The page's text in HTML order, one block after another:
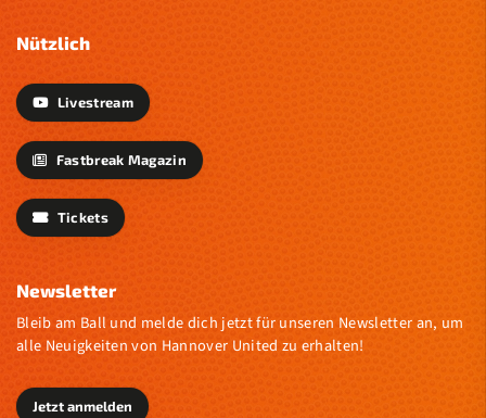
Nützlich
Livestream
Fastbreak Magazin
Tickets
Newsletter
Bleib am Ball und melde dich jetzt für unseren Newsletter an, um
alle Neuigkeiten von Hannover United zu erhalten!
Jetzt anmelden